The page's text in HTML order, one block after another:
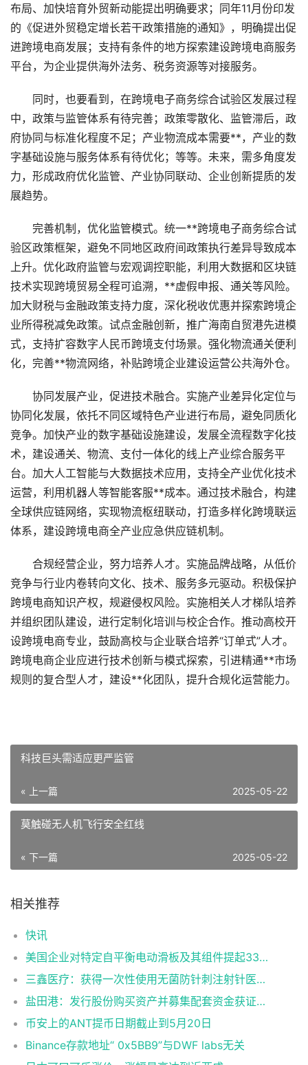
布局、加快培育外贸新动能提出明确要求；同年11月份印发
的《促进外贸稳定增长若干政策措施的通知》，明确提出促
进跨境电商发展；支持有条件的地方探索建设跨境电商服务
平台，为企业提供海外法务、税务资源等对接服务。
同时，也要看到，在跨境电子商务综合试验区发展过程
中，政策与监管体系有待完善；政策零散化、监管滞后，政
府协同与标准化程度不足；产业物流成本需要**，产业的数
字基础设施与服务体系有待优化；等等。未来，需多角度发
力，形成政府优化监管、产业协同联动、企业创新提质的发
展趋势。
完善机制，优化监管模式。统一**跨境电子商务综合试
验区政策框架，避免不同地区政府间政策执行差异导致成本
上升。优化政府监管与宏观调控职能，利用大数据和区块链
技术实现跨境贸易全程可追溯，**虚假申报、通关等风险。
加大财税与金融政策支持力度，深化税收优惠并探索跨境企
业所得税减免政策。试点金融创新，推广海南自贸港先进模
式，支持扩容数字人民币跨境支付场景。强化物流通关便利
化，完善**物流网络，补贴跨境企业建设运营公共海外仓。
协同发展产业，促进技术融合。实施产业差异化定位与
协同化发展，依托不同区域特色产业进行布局，避免同质化
竞争。加快产业的数字基础设施建设，发展全流程数字化技
术，建设通关、物流、支付一体化的线上产业综合服务平
台。加大人工智能与大数据技术应用，支持全产业优化技术
运营，利用机器人等智能客服**成本。通过技术融合，构建
全球供应链网络，实现物流枢纽联动，打造多样化跨境联运
体系，建设跨境电商全产业应急供应链机制。
合规经营企业，努力培养人才。实施品牌战略，从低价
竞争与行业内卷转向文化、技术、服务多元驱动。积极保护
跨境电商知识产权，规避侵权风险。实施相关人才梯队培养
并组织团队建设，进行定制化培训与校企合作。推动高校开
设跨境电商专业，鼓励高校与企业联合培养“订单式”人才。
跨境电商企业应进行技术创新与模式探索，引进精通**市场
规则的复合型人才，建设**化团队，提升合规化运营能力。
科技巨头需适应更严监管
« 上一篇 2025-05-22
莫触碰无人机飞行安全红线
« 下一篇 2025-05-22
相关推荐
快讯
美国企业对特定自平衡电动滑板及其组件提起337调查申请
三鑫医疗：获得一次性使用无菌防针刺注射针医疗器械注册证
盐田港：发行股份购买资产并募集配套资金获证监会同意注册批复
币安上的ANT提币日期截止到5月20日
Binance存款地址“ 0x5BB9”与DWF labs无关